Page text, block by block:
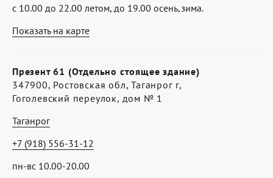
Показать на карте
с 10.00 до 22.00 летом, до 19.00 осень,зима.
Презент 61 (Отдельно стоящее здание)
347900, Ростовская обл, Таганрог г,
Гоголевский переулок, дом № 1
Таганрог
пн-вс 10.00-20.00
+7 (918) 556-31-12